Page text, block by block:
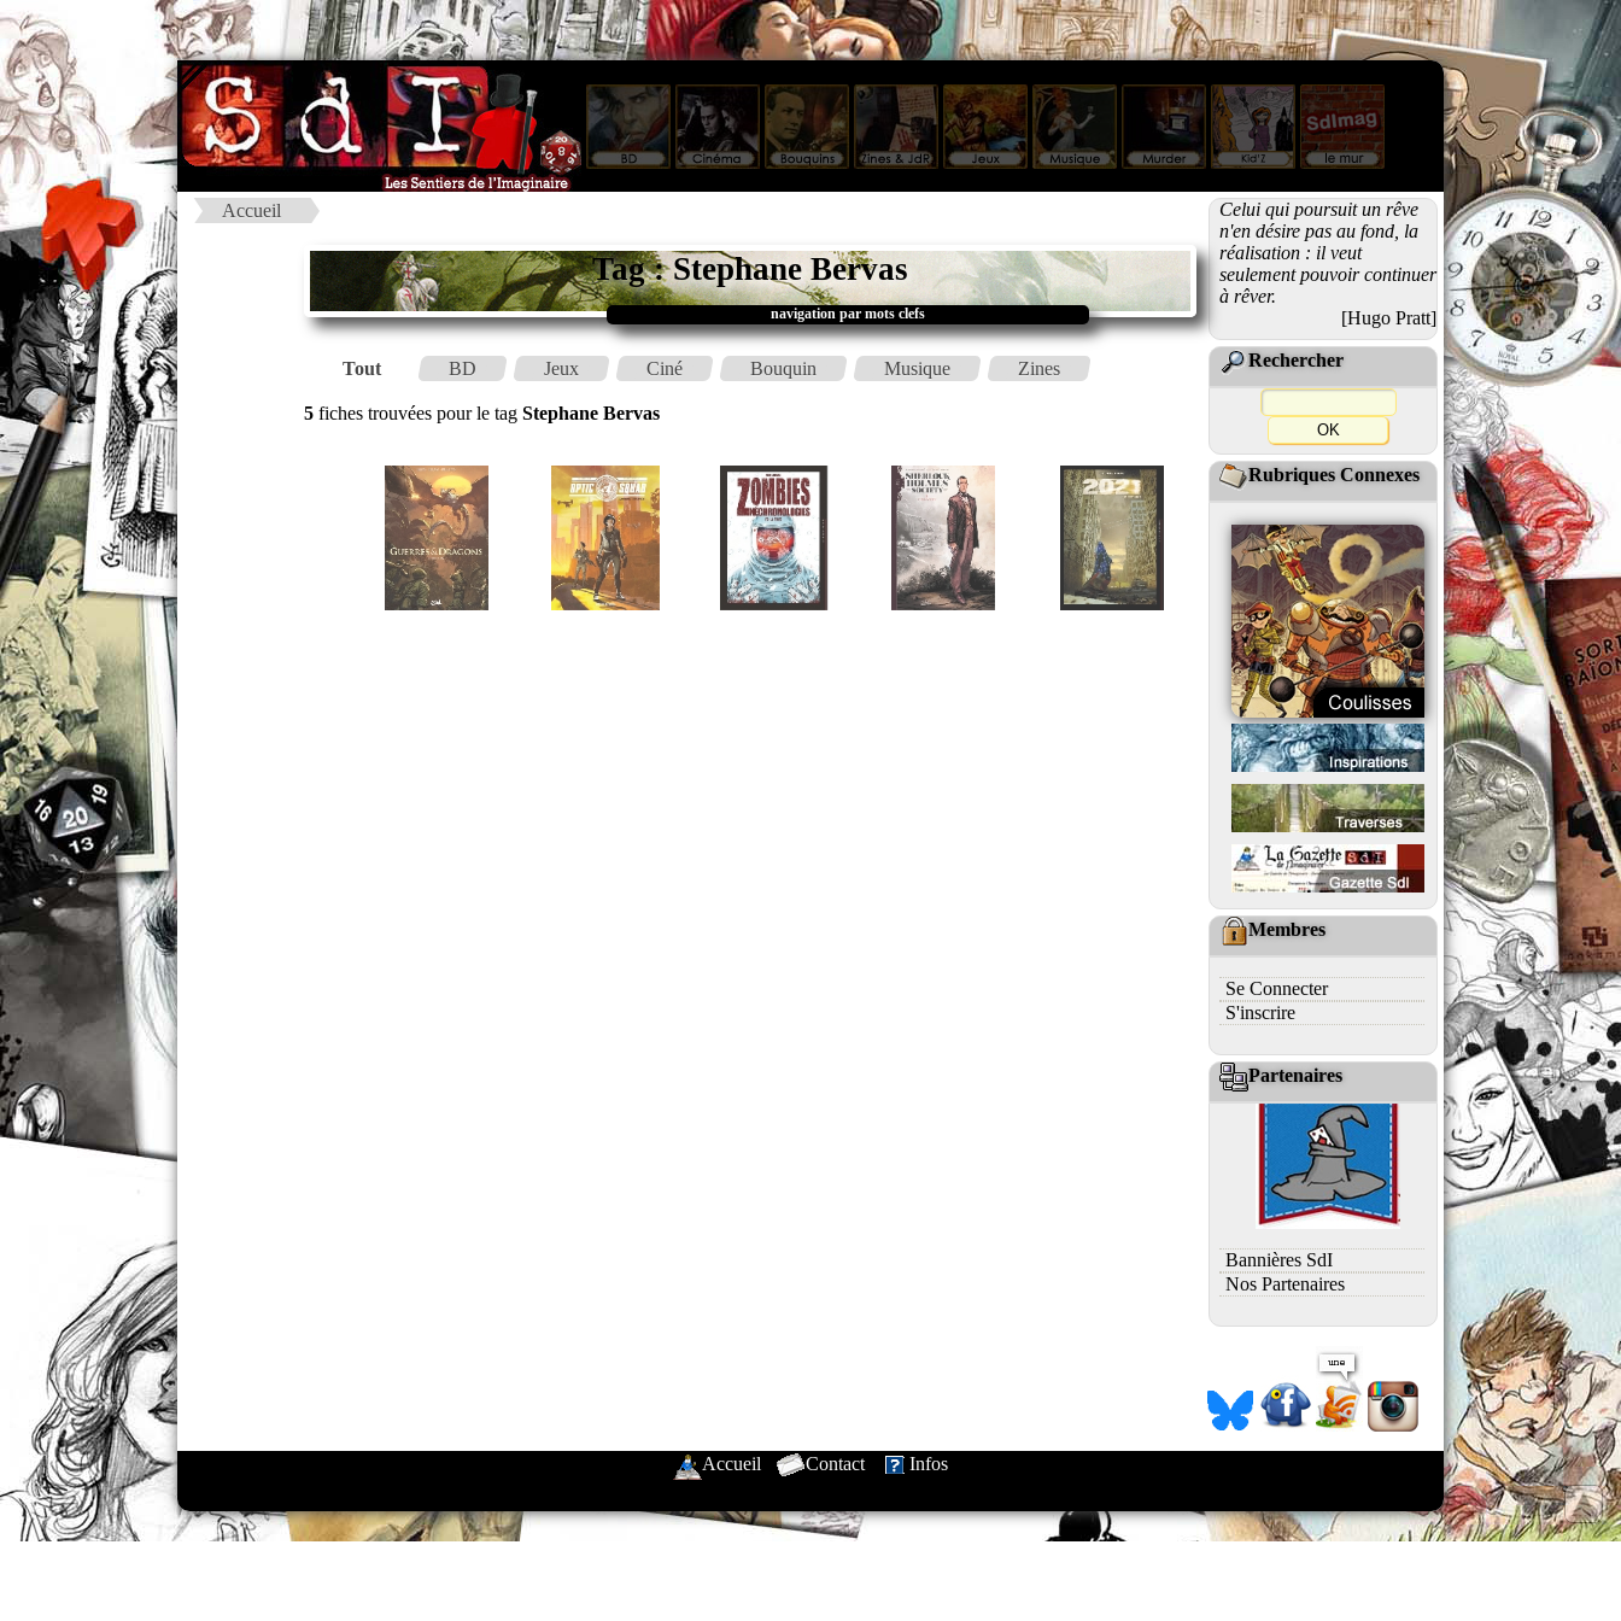
Accueil
Tag : Stephane Bervas
navigation par mots clefs
Tout BD Jeux Ciné Bouquin Musique Zines
5 fiches trouvées pour le tag Stephane Bervas
Celui qui poursuit un rêve
n'en désire pas au fond, la
réalisation : il veut
seulement pouvoir continuer
à rêver.
[Hugo Pratt]
Rechercher
Rubriques Connexes
Membres
Se Connecter
S'inscrire
Partenaires
Bannières SdI
Nos Partenaires
Accueil Contact Infos